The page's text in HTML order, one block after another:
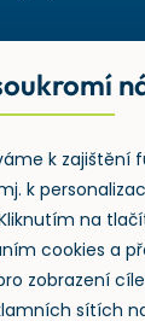
v odpadech
k zajištění
k
na
cookies a
zobrazení
sítích